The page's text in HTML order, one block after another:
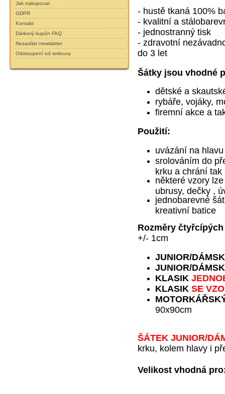
Jak nakupovat
GDPR
Kontakt
Dárkový kupón FAQ
Nezasílat newslatter
Odstoupení od smlouvy
- hustě tkaná 100%
- kvalitní a
- jednostranný tisk
- zdravotní
do 3 let
Šátky jsou vhodné
dětské a
rybáře, vojáky,
firemní akce a
Použití:
uvázání na
srolováním do
krku a chrání tak
některé vzory
ubrusy, dečky ,
jednobarevné
kreativní batice
Rozměry
+/- 1cm
JUNIOR/
JUNIOR/
KLASIK
KLASIK SE
90x90cm
ŠÁTEK JUNIOR/
krku, kolem hlavy i
Velikost vhodná